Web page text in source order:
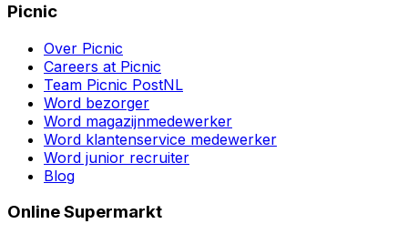
Picnic
Over Picnic
Careers at Picnic
Team Picnic PostNL
Word bezorger
Word magazijnmedewerker
Word klantenservice medewerker
Word junior recruiter
Blog
Online Supermarkt